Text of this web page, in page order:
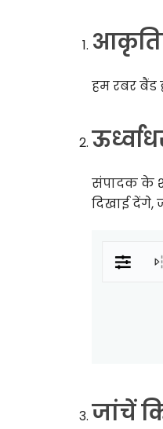
हम रबर बैंड
संपादक के
दिखाई देंगे,
जांचें